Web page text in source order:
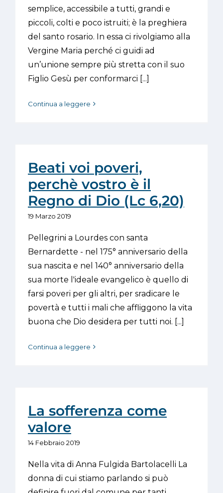
semplice, accessibile a tutti, grandi e
piccoli, colti e poco istruiti; è la preghiera
del santo rosario. In essa ci rivolgiamo alla
Vergine Maria perché ci guidi ad
un’unione sempre più stretta con il suo
Figlio Gesù per conformarci [...]
Continua a leggere
Beati voi poveri,
perchè vostro è il
Regno di Dio (Lc 6,20)
19 Marzo 2019
Pellegrini a Lourdes con santa
Bernardette - nel 175° anniversario della
sua nascita e nel 140° anniversario della
sua morte l'ideale evangelico è quello di
farsi poveri per gli altri, per sradicare le
povertà e tutti i mali che affliggono la vita
buona che Dio desidera per tutti noi. [...]
Continua a leggere
La sofferenza come
valore
14 Febbraio 2019
Nella vita di Anna Fulgida Bartolacelli La
donna di cui stiamo parlando si può